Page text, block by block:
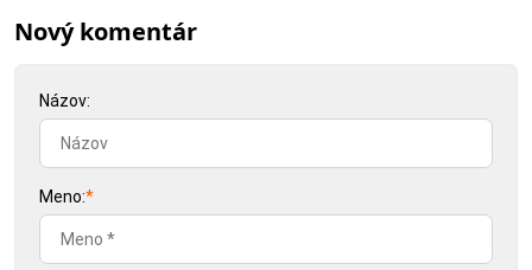
Nový komentár
Názov:
Meno:*